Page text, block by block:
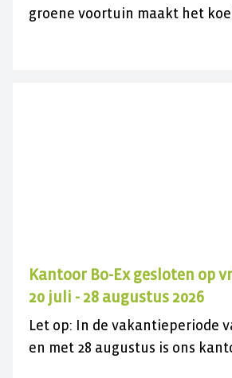
groene voortuin maakt het
Kantoor Bo-Ex gesloten op
20 juli - 28 augustus 2026
Let op: In de vakantieperiode
en met 28 augustus is ons